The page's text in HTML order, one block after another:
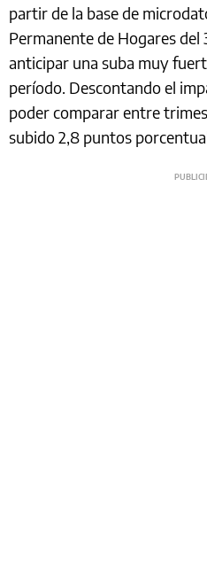
partir de la base de
Permanente de Hogares
anticipar una suba muy
período. Descontando el
poder comparar entre
subido 2,8 puntos